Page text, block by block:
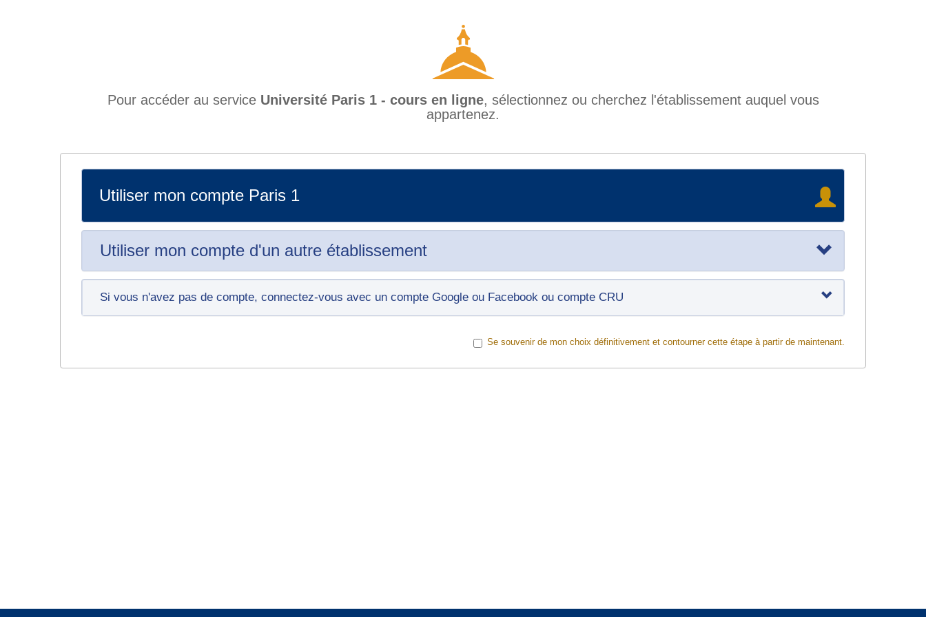
Pour accéder au service Université Paris 1 - cours en ligne, sélectionnez ou cherchez l'établissement auquel vous
appartenez.
Utiliser mon compte Paris 1
Utiliser mon compte d'un autre établissement
Si vous n'avez pas de compte, connectez-vous avec un compte Google ou Facebook ou compte CRU
Se souvenir de mon choix définitivement et contourner cette étape à partir de maintenant.